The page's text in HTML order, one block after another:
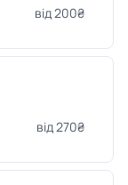
від 200₴
від 270₴